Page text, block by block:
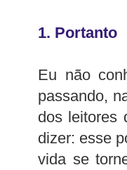
1. Portanto
Eu não
passando,
dos leitores
dizer: esse
vida se